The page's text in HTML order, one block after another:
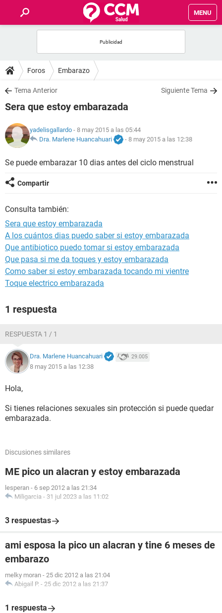
MENU
FOROS
SALUD
FAMILIA
NUTRICIÓN
BIENESTAR
SEXUALIDAD
Foros Embarazo
Tema Anterior Siguiente Tema
Sera que estoy embarazada
yadelisgallardo - 8 may 2015 a las 05:44
Dra. Marlene Huancahuari
- 8 may 2015 a las 12:38
Se puede embarazar 10 dias antes del ciclo menstrual
Compartir
Consulta también:
Sera que estoy embarazada
A los cuántos dias puedo saber si estoy embarazada
Que antibiotico puedo tomar si estoy embarazada
Que pasa si me da toques y estoy embarazada
Como saber si estoy embarazada tocando mi vientre
Toque electrico embarazada
1 respuesta
RESPUESTA 1 / 1
Dra. Marlene Huancahuari 29.005
8 may 2015 a las 12:38
Hola,
Si tienes relaciones sexuales sin protección si puede quedar
embarazada.
Discusiones similares
ME pico un alacran y estoy embarazada
lesperan - 6 sep 2012 a las 21:34
Miligarcia - 31 jul 2023 a las 11:02
3 respuestas
ami esposa la pico un alacran y tine 6 meses de
embarazo
melky moran - 25 dic 2012 a las 21:04
Abigail P. - 25 dic 2012 a las 21:37
1 respuesta